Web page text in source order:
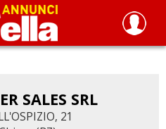
SALES SRL
21